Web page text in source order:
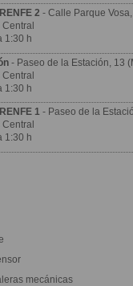
2 - Calle Parque
1:30 h
- Paseo de la Estación, 13
Central
1:30 h
1 - Paseo de la
1:30 h
mecánicas